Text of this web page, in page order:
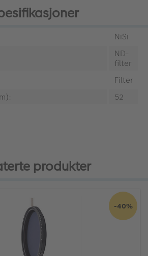
NiSi
ND-
filter
Filter
52
produkter
-40%